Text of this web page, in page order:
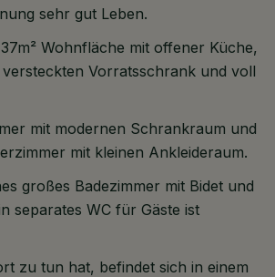
sehr gut Leben.
Wohnfläche mit offener Küche,
Vorratsschrank und voll
mit modernen Schrankraum und
mit kleinen Ankleideraum.
großes Badezimmer mit Bidet und
separates WC für Gäste ist
zu tun hat, befindet sich in einem